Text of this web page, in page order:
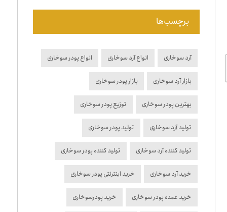
برچسب‌ها
آرد سوخاری انواع آرد سوخاری انواع پودر سوخاری
بازار آرد سوخاری بازار پودر سوخاری
بهترین پودر سوخاری توزیع پودر سوخاری
تولید آرد سوخاری تولید پودر سوخاری
تولید کننده آرد سوخاری تولید کننده پودر سوخاری
خرید آرد سوخاری خرید اینترنتی پودر سوخاری
خرید عمده پودر سوخاری خرید پودرسوخاری